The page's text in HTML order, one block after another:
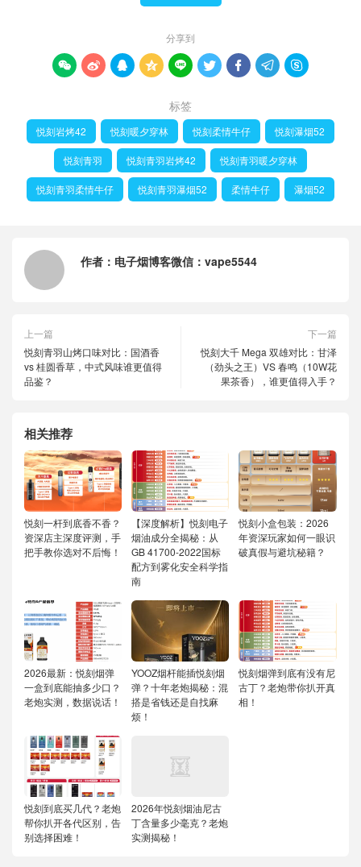
分享到
        
标签
悦刻岩烤42 悦刻暖夕穿林 悦刻柔情牛仔 悦刻瀑烟52
悦刻青羽 悦刻青羽岩烤42 悦刻青羽暖夕穿林
悦刻青羽柔情牛仔 悦刻青羽瀑烟52 柔情牛仔 瀑烟52
作者： 电子烟博客微信：vape5544
上一篇
悦刻青羽山烤口味对比：国酒香
vs 桂圆香草，中式风味谁更值得
品鉴？
下一篇
悦刻大千 Mega 双雄对比：甘泽
（劲头之王）VS 春鸣（10W花
果茶香），谁更值得入手？
相关推荐
悦刻一杆到底香不香？
资深店主深度评测，手
把手教你选对不后悔！
【深度解析】悦刻电子
烟油成分全揭秘：从
GB 41700-2022国标
配方到雾化安全科学指
南
悦刻小盒包装：2026
年资深玩家如何一眼识
破真假与避坑秘籍？
2026最新：悦刻烟弹
一盒到底能抽多少口？
老炮实测，数据说话！
YOOZ烟杆能插悦刻烟
弹？十年老炮揭秘：混
搭是省钱还是自找麻
烦！
悦刻烟弹到底有没有尼
古丁？老炮带你扒开真
相！
悦刻到底买几代？老炮
帮你扒开各代区别，告
别选择困难！
2026年悦刻烟油尼古
丁含量多少毫克？老炮
实测揭秘！